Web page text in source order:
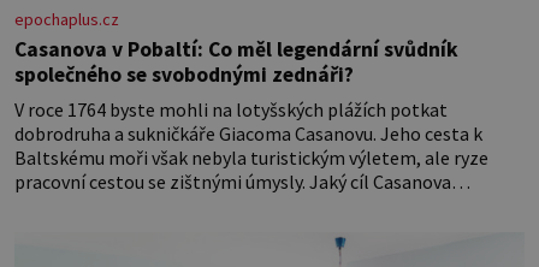
epochaplus.cz
Casanova v Pobaltí: Co měl legendární svůdník
společného se svobodnými zednáři?
V roce 1764 byste mohli na lotyšských plážích potkat
dobrodruha a sukničkáře Giacoma Casanovu. Jeho cesta k
Baltskému moři však nebyla turistickým výletem, ale ryze
pracovní cestou se zištnými úmysly. Jaký cíl Casanova
této oblasti žádným nováčkem, protože do zednářské